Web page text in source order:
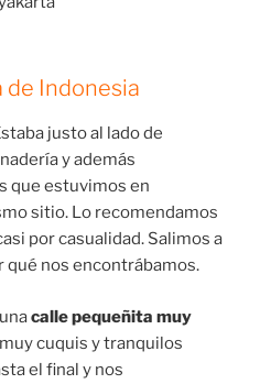
de Indonesia
justo al lado de
y además
que estuvimos en
sitio. Lo recomendamos
por casualidad. Salimos a
qué nos encontrábamos.
calle pequeñita muy
cuquis y tranquilos
el final y nos